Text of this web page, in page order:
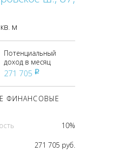
м
Потенциальный
доход в месяц
271 705 pуб
ФИНАНСОВЫЕ
10%
271 705 руб.